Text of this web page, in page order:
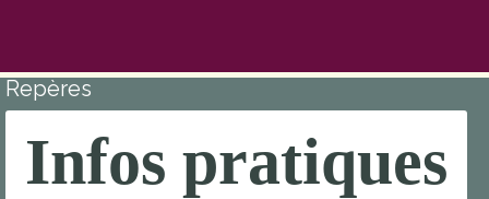
Repères
Infos pratiques